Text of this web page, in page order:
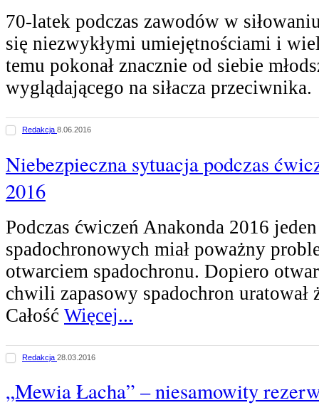
70-latek podczas zawodów w
się niezwykłymi umiejętnościami i
temu pokonał znacznie od siebie
wyglądającego na siłacza
Redakcja 8.06.2016
Niebezpieczna sytuacja podczas
2016
Podczas ćwiczeń Anakonda 2016
spadochronowych miał poważny
otwarciem spadochronu. Dopiero
chwili zapasowy spadochron uratował
Całość Więcej...
Redakcja 28.03.2016
„Mewia Łacha” – niesamowity